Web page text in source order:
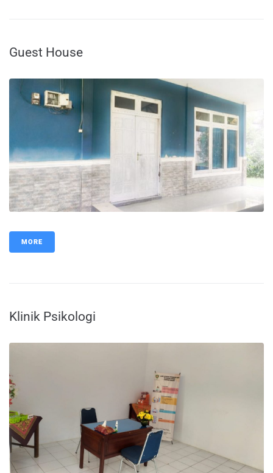
Guest House
MORE
Klinik Psikologi